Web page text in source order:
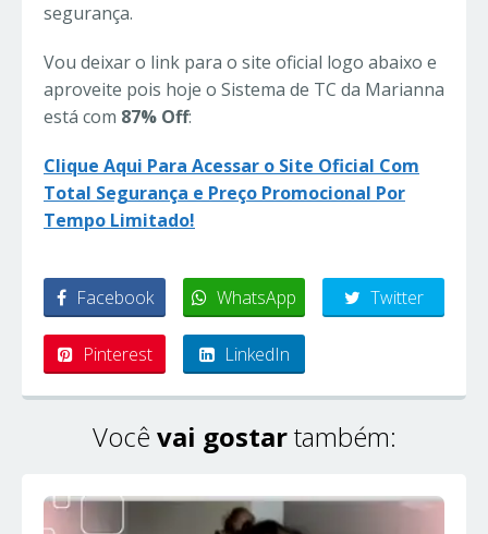
segurança.
Vou deixar o link para o site oficial logo abaixo e
aproveite pois hoje o Sistema de TC da Marianna
está com 87% Off:
Clique Aqui Para Acessar o Site Oficial Com
Total Segurança e Preço Promocional Por
Tempo Limitado!
Facebook WhatsApp Twitter
Pinterest LinkedIn
Você vai gostartambém: